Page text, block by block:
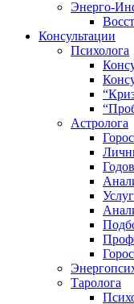
Энерго-
Консультации
Психолога
Астролога
Таролога